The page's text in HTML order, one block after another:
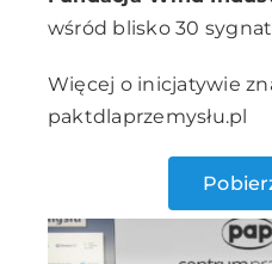
wśród blisko 30
Więcej o inicjatywie
paktdlaprzemysłu.pl